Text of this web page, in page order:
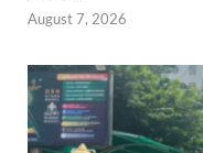
August 7, 2026